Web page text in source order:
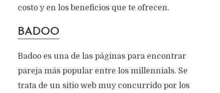
costo y en los beneficios que te ofrecen.
BADOO
Badoo es una de las páginas para encontrar
pareja más popular entre los millennials. Se
trata de un sitio web muy concurrido por los